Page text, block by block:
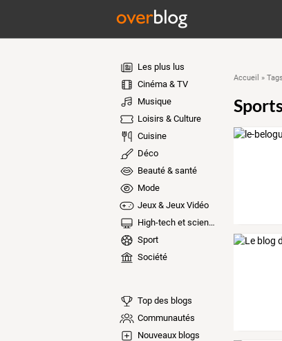
Les plus lus
Cinéma & TV
Musique
Loisirs & Culture
Cuisine
Déco
Beauté & santé
Mode
Jeux & Jeux Vidéo
High-tech et sciences
Sport
Société
Top des blogs
Communautés
Nouveaux blogs
Accueil » Tags
Sports